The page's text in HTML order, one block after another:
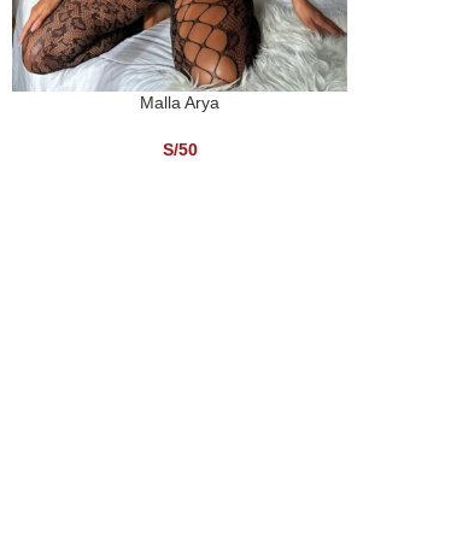
AÑADIR AL CARRITOMalla Arya
S/50